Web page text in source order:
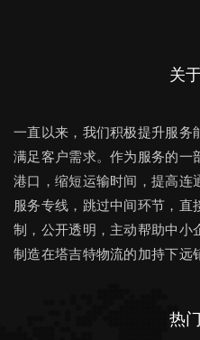
关
一直以来，我们积极提升服务
满足客户需求。作为服务的一
港口，缩短运输时间，提高连
服务专线，跳过中间环节，
制，公开透明，主动帮助中小
制造在塔吉特物流的加持下远
热